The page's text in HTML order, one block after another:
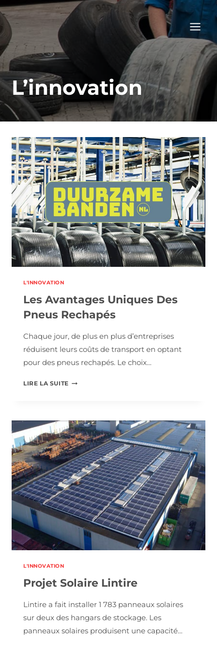
Aller
au
contenu
L’innovation
L'INNOVATION
Les Avantages Uniques Des
Pneus Rechapés
Chaque jour, de plus en plus d’entreprises
réduisent leurs coûts de transport en optant
pour des pneus rechapés. Le choix…
LIRE LA SUITELES
PNEUS
RECHAPÉS
L'INNOVATION
Projet Solaire Lintire
Lintire a fait installer 1 783 panneaux solaires
sur deux des hangars de stockage. Les
panneaux solaires produisent une capacité…